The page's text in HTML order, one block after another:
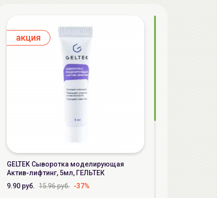
aкция
GELTEK Сыворотка моделирующая
Актив-лифтинг, 5мл, ГЕЛЬТЕК
9.90 руб. 15.96 руб. -37%